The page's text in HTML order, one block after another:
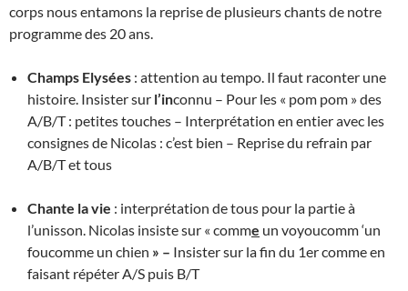
corps nous entamons la reprise de plusieurs chants de notre
programme des 20 ans.
Champs Elysées : attention au tempo. Il faut raconter une
histoire. Insister sur l’inconnu – Pour les « pom pom » des
A/B/T : petites touches – Interprétation en entier avec les
consignes de Nicolas : c’est bien – Reprise du refrain par
A/B/T et tous
Chante la vie : interprétation de tous pour la partie à
l’unisson. Nicolas insiste sur « comme un voyoucomm ‘un
foucomme un chien » – Insister sur la fin du 1er comme en
faisant répéter A/S puis B/T